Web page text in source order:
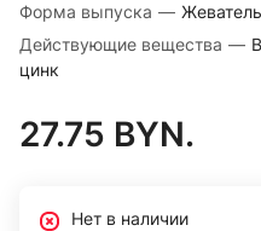
Форма выпуска —
Действующие вещества —
цинк
27.75 BYN.
Нет в наличии